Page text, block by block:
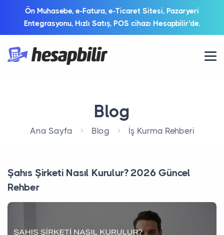
Ön Muhasebe, e-Fatura, e-Ticaret Sitesi, Pazaryeri
Entegrasyonu, Hızlı Satış, POS cihazı Hesapbilir'de.
Blog
Ana Sayfa Blog İş Kurma Rehberi
Şahıs Şirketi Nasıl Kurulur? 2026 Güncel
Rehber